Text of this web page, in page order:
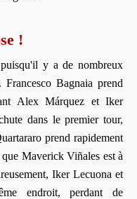
!
y a de nombreux
Francesco Bagnaia prend
Alex Márquez et Iker
dans le premier tour,
prend rapidement
Maverick Viñales est à
Iker Lecuona et
endroit, perdant de